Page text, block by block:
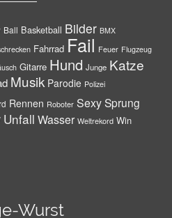
Ball Basketball Bilder BMX
Fahrrad Fail Feuer Flugzeug
Gitarre Hund Junge Katze
Musik Parodie Polizei
Rennen Roboter SexySprung
Unfall Wasser Weltrekord Win
Wurst